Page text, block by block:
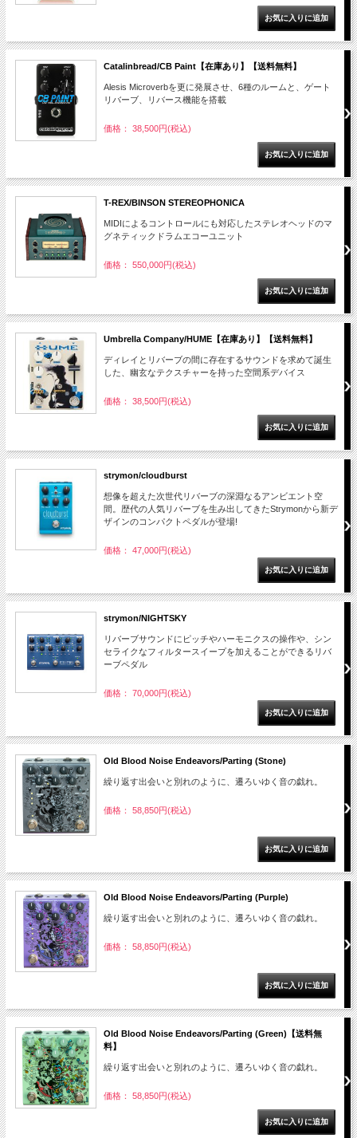
Catalinbread/CB Paint【在庫あり】【送料無料】
Alesis Microverbを更に発展させ、6種のルームと、ゲート
リバーブ、リバース機能を搭載
価格： 38,500円(税込)
T-REX/BINSON STEREOPHONICA
MIDIによるコントロールにも対応したステレオヘッドのマ
グネティックドラムエコーユニット
価格： 550,000円(税込)
Umbrella Company/HUME【在庫あり】【送料無料】
ディレイとリバーブの間に存在するサウンドを求めて誕生
した、幽玄なテクスチャーを持った空間系デバイス
価格： 38,500円(税込)
strymon/cloudburst
想像を超えた次世代リバーブの深淵なるアンビエント空
間。歴代の人気リバーブを生み出してきたStrymonから新デ
ザインのコンパクトペダルが登場!
価格： 47,000円(税込)
strymon/NIGHTSKY
リバーブサウンドにピッチやハーモニクスの操作や、シン
セライクなフィルタースイープを加えることができるリバ
ーブペダル
価格： 70,000円(税込)
Old Blood Noise Endeavors/Parting (Stone)
繰り返す出会いと別れのように、遷ろいゆく音の戯れ。
価格： 58,850円(税込)
Old Blood Noise Endeavors/Parting (Purple)
繰り返す出会いと別れのように、遷ろいゆく音の戯れ。
価格： 58,850円(税込)
Old Blood Noise Endeavors/Parting (Green)【送料無
料】
繰り返す出会いと別れのように、遷ろいゆく音の戯れ。
価格： 58,850円(税込)